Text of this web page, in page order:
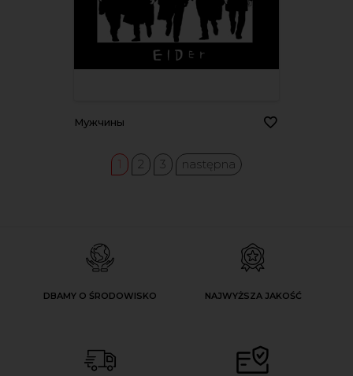
Мужчины
1 2 3 następna
DBAMY O ŚRODOWISKO NAJWYŻSZA JAKOŚĆ